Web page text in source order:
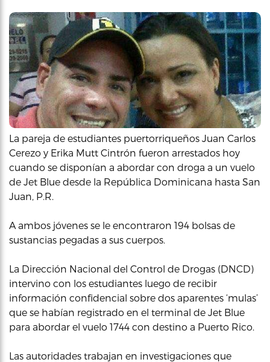
La pareja de estudiantes puertorriqueños Juan Carlos
Cerezo y Erika Mutt Cintrón fueron arrestados hoy
cuando se disponían a abordar con droga a un vuelo
de Jet Blue desde la República Dominicana hasta San
Juan, P.R.
A ambos jóvenes se le encontraron 194 bolsas de
sustancias pegadas a sus cuerpos.
La Dirección Nacional del Control de Drogas (DNCD)
intervino con los estudiantes luego de recibir
información confidencial sobre dos aparentes ‘mulas’
que se habían registrado en el terminal de Jet Blue
para abordar el vuelo 1744 con destino a Puerto Rico.
Las autoridades trabajan en investigaciones que